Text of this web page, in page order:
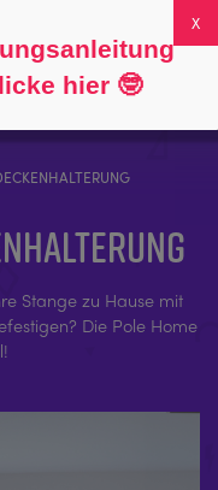
0
Stange zu Hause mit
Die Pole Home
hier 🤓